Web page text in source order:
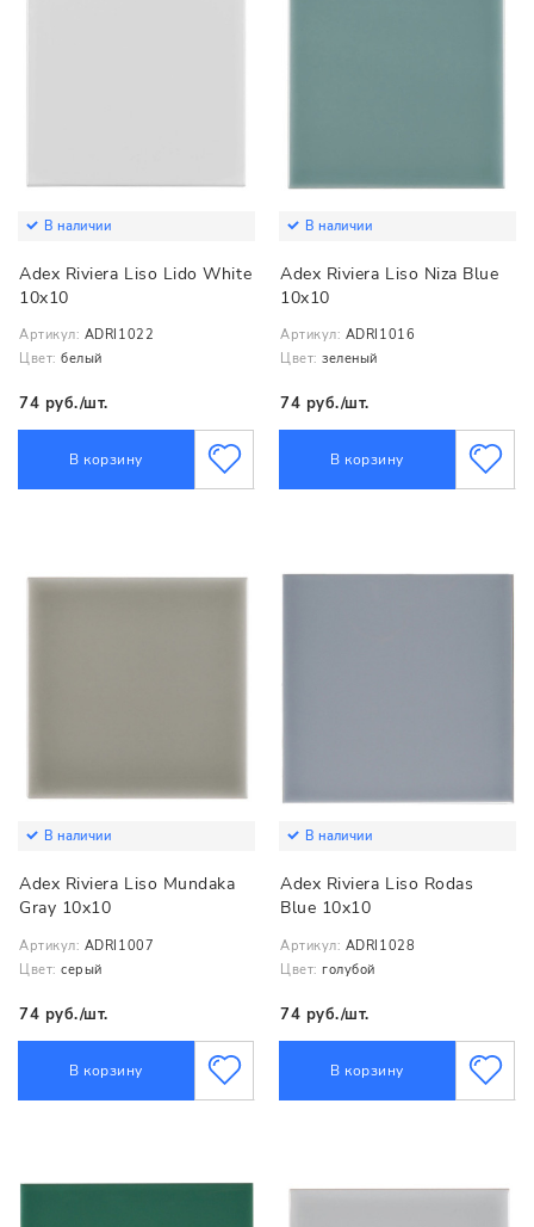
В наличии
Adex Riviera Liso Lido White
10x10
Артикул: ADRI1022
Цвет: белый
74 руб./шт.
В корзину
В наличии
Adex Riviera Liso Niza Blue
10x10
Артикул: ADRI1016
Цвет: зеленый
74 руб./шт.
В корзину
В наличии
Adex Riviera Liso Mundaka
Gray 10x10
Артикул: ADRI1007
Цвет: серый
74 руб./шт.
В корзину
В наличии
Adex Riviera Liso Rodas
Blue 10x10
Артикул: ADRI1028
Цвет: голубой
74 руб./шт.
В корзину